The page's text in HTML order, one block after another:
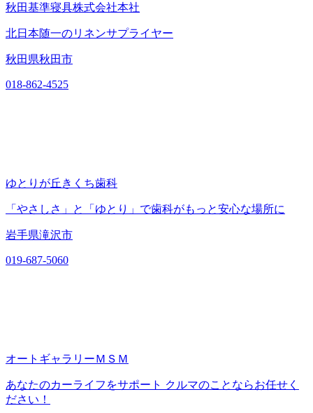
秋田基準寝具株式会社本社
北日本随一のリネンサプライヤー
秋田県秋田市
018-862-4525
ゆとりが丘きくち歯科
「やさしさ」と「ゆとり」で歯科がもっと安心な場所に
岩手県滝沢市
019-687-5060
オートギャラリーＭＳＭ
あなたのカーライフをサポート クルマのことならお任せく
ださい！